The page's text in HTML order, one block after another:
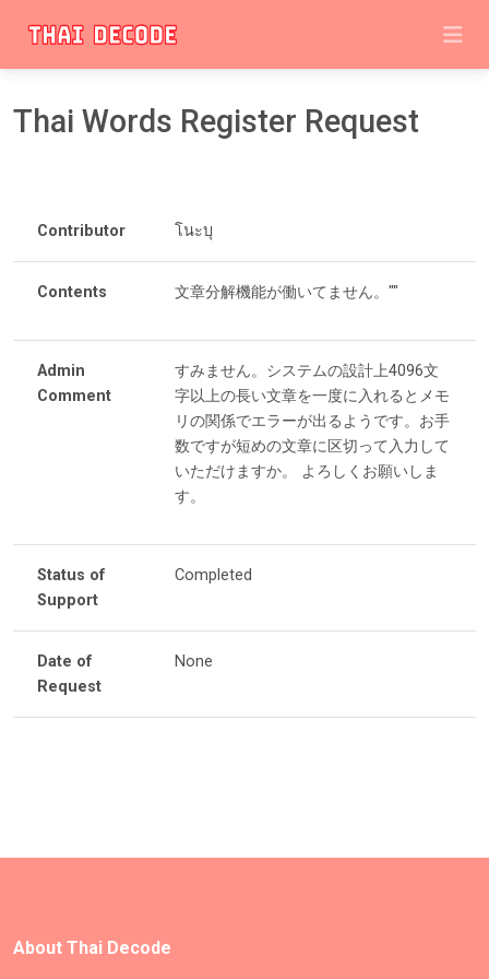
Thai Words Register Request
Contributor โนะบุ
Contents 文章分解機能が働いてません。""
Admin
Comment
すみません。システムの設計上4096文
字以上の長い文章を一度に入れるとメモ
リの関係でエラーが出るようです。お手
数ですが短めの文章に区切って入力して
いただけますか。 よろしくお願いしま
す。
Status of
Support
Completed
Date of
Request
None
About Thai Decode